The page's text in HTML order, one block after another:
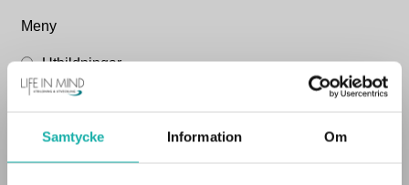
Samtycke Information Om
Meny
Utbildningar
Barn-HLR
Brandskydd
Hjärtstartare